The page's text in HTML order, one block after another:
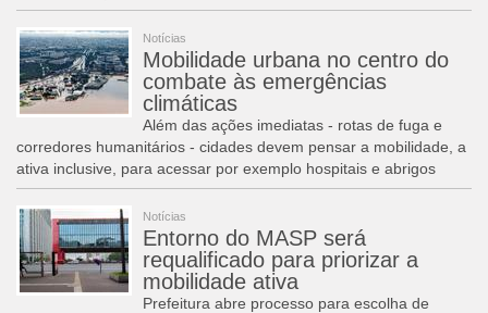
Notícias
Mobilidade urbana no centro do
combate às emergências
climáticas
Além das ações imediatas - rotas de fuga e
corredores humanitários - cidades devem pensar a mobilidade, a
ativa inclusive, para acessar por exemplo hospitais e abrigos
Notícias
Entorno do MASP será
requalificado para priorizar a
mobilidade ativa
Prefeitura abre processo para escolha de